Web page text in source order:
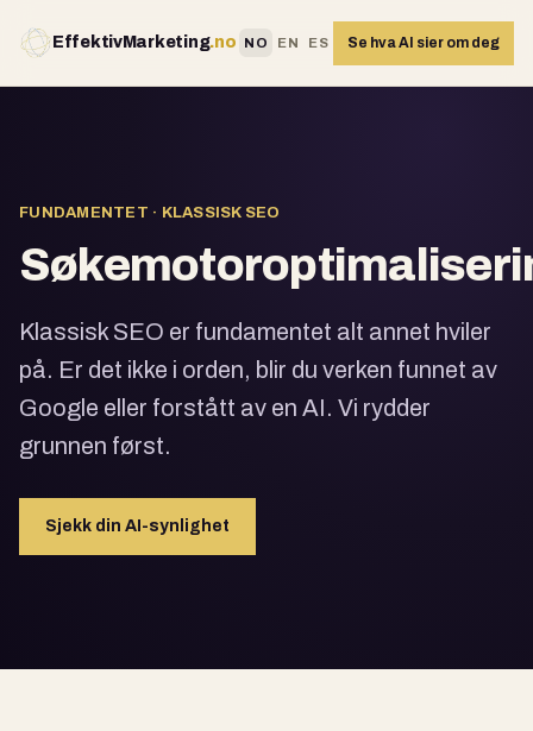
EffektivMarketing.no NO EN ES Se hva AI sier om deg
FUNDAMENTET · KLASSISK SEO
Klassisk SEO er fundamentet alt annet hviler
på. Er det ikke i orden, blir du verken funnet av
Google eller forstått av en AI. Vi rydder
grunnen først.
Sjekk din AI-synlighet